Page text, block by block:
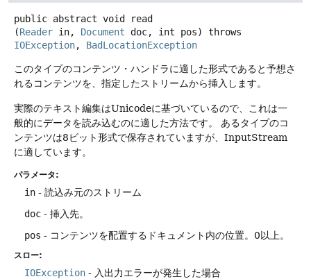
public abstract void
read
(Reader in, Document doc, int pos)
throws
IOException, BadLocationException
このタイプのコンテンツ・ハンドラに適した形式であると予想さ
れるコンテンツを、指定したストリームから挿入します。
実際のテキスト編集はUnicodeに基づいているので、これは一
般的にデータを読み込むのに適した方法です。
あるタイプのコ
ンテンツは8ビット形式で保存されていますが、InputStream
に適しています。
パラメータ:
in - 読込み元のストリーム
doc - 挿入先。
pos - コンテンツを配置するドキュメント内の位置。0以上。
スロー:
IOException - 入出力エラーが発生した場合